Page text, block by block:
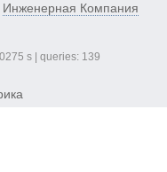
Инженерная Компания
s | queries: 139